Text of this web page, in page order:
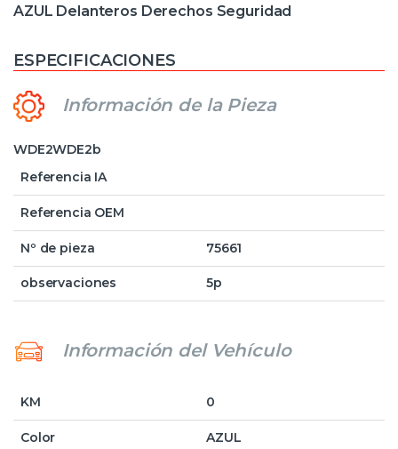
AZUL Delanteros Derechos Seguridad
ESPECIFICACIONES
Información de la Pieza
WDE2WDE2b
Referencia IA
Referencia OEM
Nº de pieza 75661
observaciones 5p
Información del Vehículo
KM 0
Color AZUL